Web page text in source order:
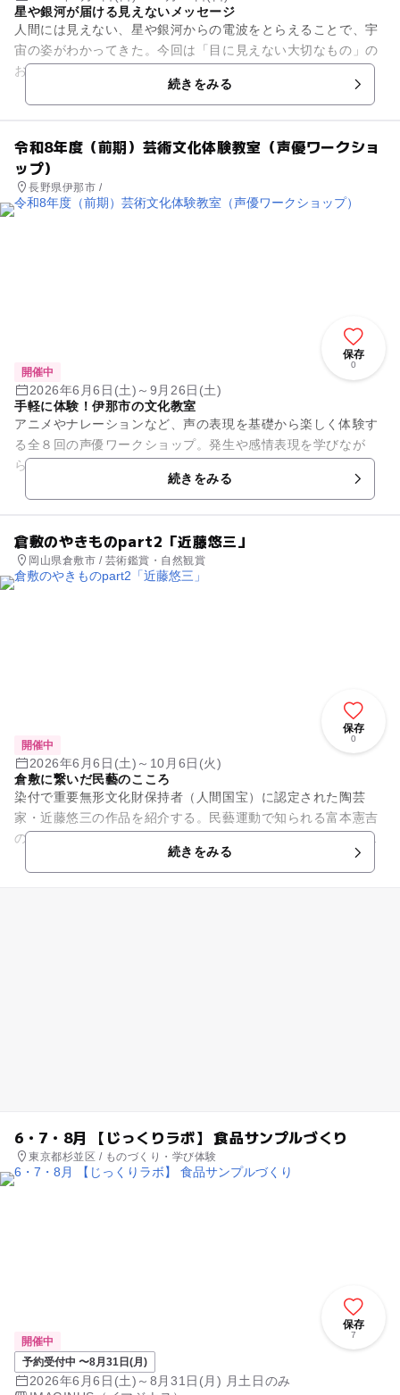
星や銀河が届ける見えないメッセージ
人間には見えない、星や銀河からの電波をとらえることで、宇
宙の姿がわかってきた。今回は「目に見えない大切なもの」の
お話。
続きをみる
令和8年度（前期）芸術文化体験教室（声優ワークショ
ップ）
長野県伊那市 /
保存
0
開催中
2026年6月6日(土)～9月26日(土)
手軽に体験！伊那市の文化教室
アニメやナレーションなど、声の表現を基礎から楽しく体験す
る全８回の声優ワークショップ。発生や感情表現を学びなが
ら、年齢・経験を問わず参加できる。
続きをみる
倉敷のやきものpart2「近藤悠三」
岡山県倉敷市 / 芸術鑑賞・自然観賞
保存
0
開催中
2026年6月6日(土)～10月6日(火)
倉敷に繋いだ民藝のこころ
染付で重要無形文化財保持者（人間国宝）に認定された陶芸
家・近藤悠三の作品を紹介する。民藝運動で知られる富本憲吉
の影響を受け、美術や文学等にも精を出し、やがて大胆な染付
作品を大成した近藤は、昭和5...
続きをみる
6・7・8月 【じっくりラボ】 食品サンプルづくり
東京都杉並区 / ものづくり・学び体験
保存
7
開催中
予約受付中 〜8月31日(月)
2026年6月6日(土)～8月31日(月) 月土日のみ